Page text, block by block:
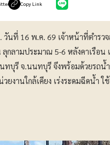
Copy Link
วันที่ 16 พ.ค. 69 เจ้าหน้าที่ตำร
กลามประมาณ 5-6 หลังคาเรือน
ทบุรี จ.นนทบุรี จึงพร้อมด้วยรถน้
ยงานใกล้เคียง เร่งระดมฉีดน้ำ ใ